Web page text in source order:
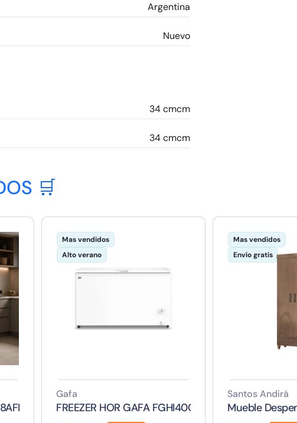
Argentina
Nuevo
34 cmcm
34 cmcm
🛒
374 LTS
Mas vendidos
Alto verano
Gafa
FREEZER HOR GAFA FGHI400B 402LTS
Mas vendidos
Envío gratis
Santos Andirá
Mueble